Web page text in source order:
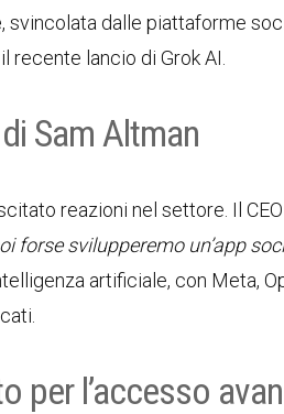
, svincolata dalle piattaforme
recente lancio di Grok AI.
Sam Altman
reazioni nel settore. Il
forse svilupperemo un’app
artificiale, con Meta,
per l’accesso